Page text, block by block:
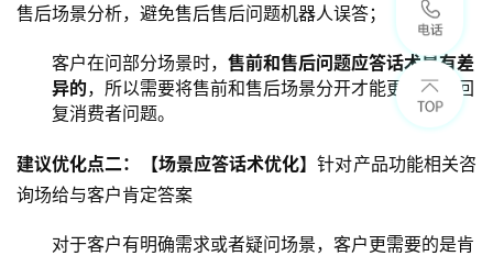
售后场景分析，避免售后售后问题机器人误答；
客户在问部分场景时， 售前和售后问题应答话术是有差
异的，所以需要将售前和售后场景分开才能更精准的回
复消费者问题。
建议优化点二：【场景应答话术优化】针对产品功能相关咨
询场给与客户肯定答案
对于客户有明确需求或者疑问场景，客户更需要的是肯